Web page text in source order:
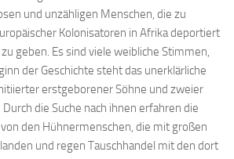
und unzähligen Menschen, die zu
Kolonisatoren in Afrika deportiert
geben. Es sind viele weibliche Stimmen,
der Geschichte steht das unerklärliche
erstgeborener Söhne und zweier
die Suche nach ihnen erfahren die
den Hühnermenschen, die mit großen
und regen Tauschhandel mit den dort